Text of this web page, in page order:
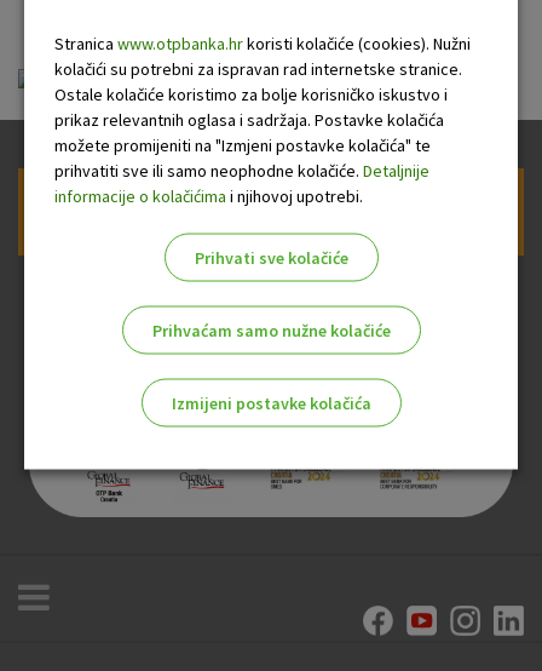
O nama Dnevno financijsko izvješće.pdf
Prijava na newsletter OTP banke
Stranica www.otpbanka.hrkoristi kolačiće (cookies). Nužni
kolačići su potrebni za ispravan rad internetske stranice.
Ostale kolačiće koristimo za bolje korisničko iskustvo i
prikaz relevantnih oglasa i sadržaja. Postavke kolačića
možete promijeniti na "Izmjeni postavke kolačića" te
prihvatiti sve ili samo neophodne kolačiće. Detaljnije
informacije o kolačićima i njihovoj upotrebi.
Prihvati sve kolačiće
Prihvaćam samo nužne kolačiće
Izmijeni postavke kolačića